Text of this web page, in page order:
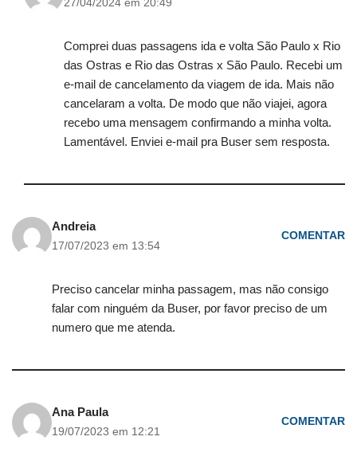
27/04/2024 em 20:49
Comprei duas passagens ida e volta São Paulo x Rio
das Ostras e Rio das Ostras x São Paulo. Recebi um
e-mail de cancelamento da viagem de ida. Mais não
cancelaram a volta. De modo que não viajei, agora
recebo uma mensagem confirmando a minha volta.
Lamentável. Enviei e-mail pra Buser sem resposta.
Andreia
17/07/2023 em 13:54
COMENTAR
Preciso cancelar minha passagem, mas não consigo
falar com ninguém da Buser, por favor preciso de um
numero que me atenda.
Ana Paula
19/07/2023 em 12:21
COMENTAR